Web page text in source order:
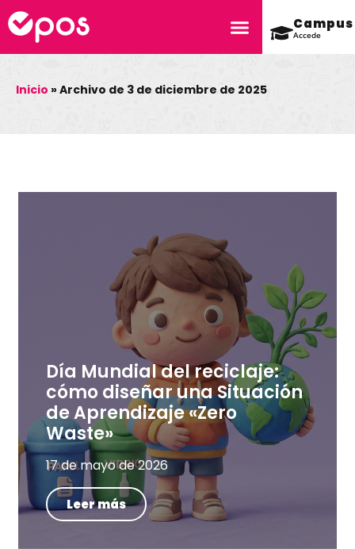
Campus
Accede
Inicio »Archivo de 3 de diciembre de 2025
Día Mundial del reciclaje:
cómo diseñar una Situación
de Aprendizaje «Zero
Waste»
17 de mayo de 2026
Leer más